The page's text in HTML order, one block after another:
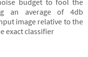
budget to fool the
an average of 4db
image relative to the
exact classifier